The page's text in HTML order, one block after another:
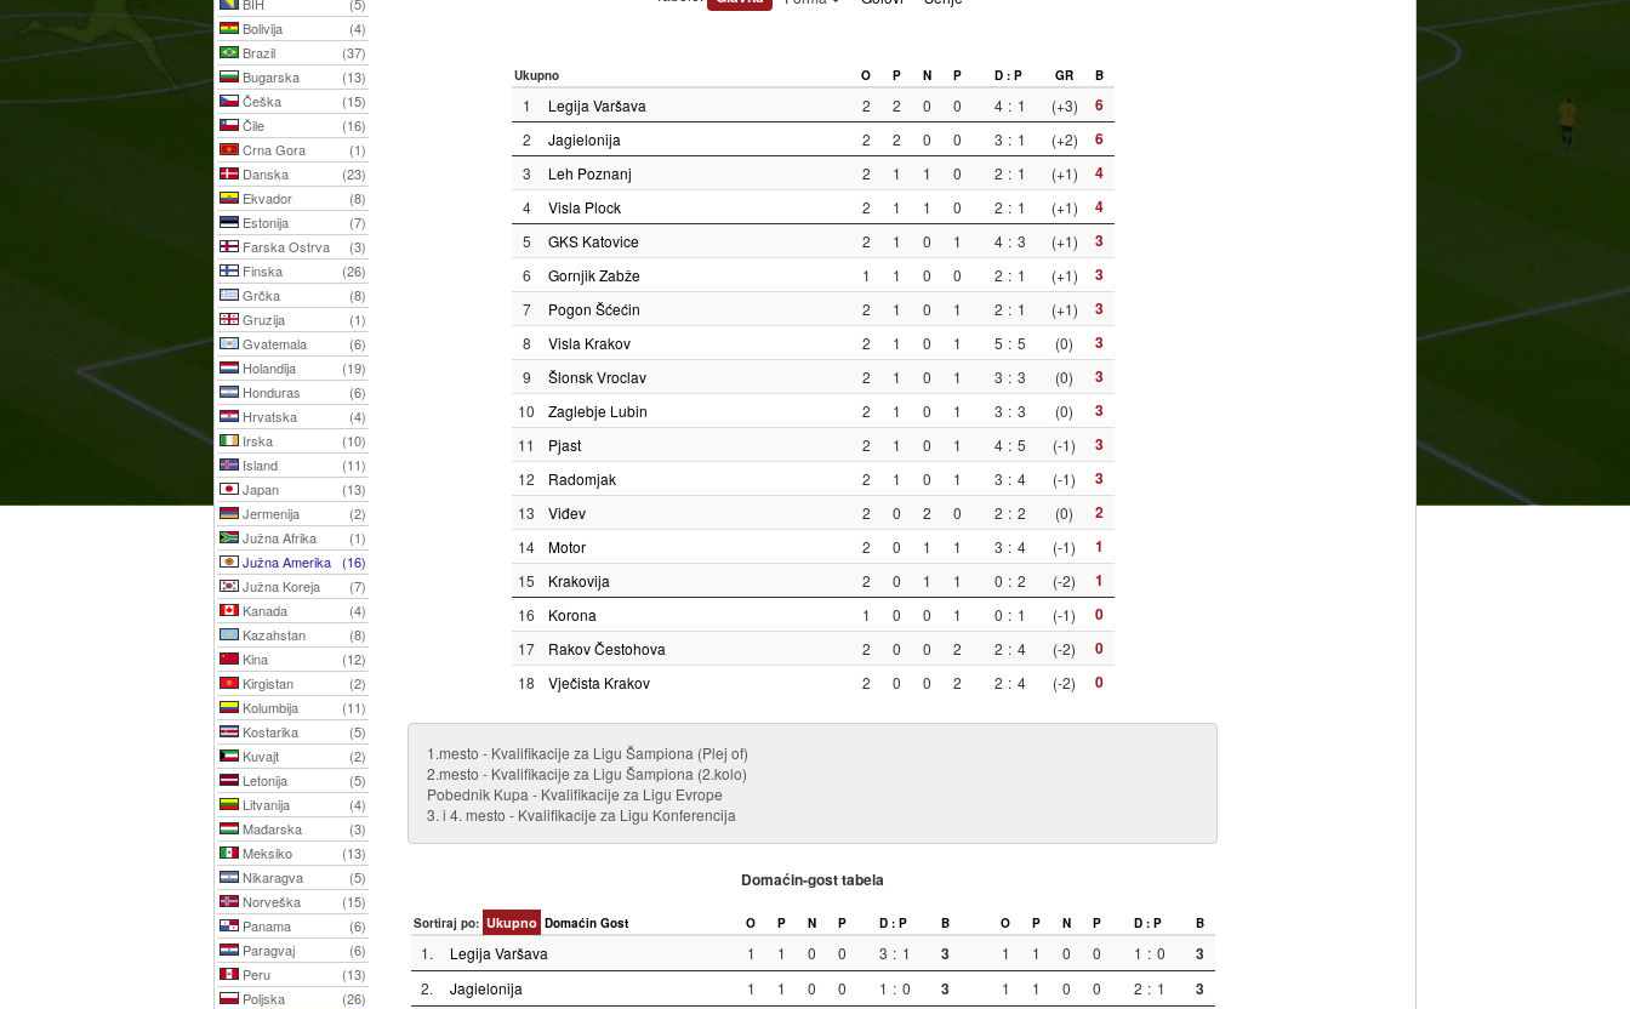
Bolivija
(4)
Brazil
(37)
Bugarska
(13)
Češka
(15)
Čile
(16)
Crna Gora
(1)
Danska
(23)
Ekvador
(8)
Estonija
(7)
Farska Ostrva
(3)
Finska
(26)
Grčka
(8)
Gruzija
(1)
Gvatemala
(6)
Holandija
(19)
Honduras
(6)
Hrvatska
(4)
Irska
(10)
Island
(11)
Japan
(13)
Jermenija
(2)
Južna Afrika
(1)
Južna Amerika (16)
Južna Koreja
(7)
Kanada
(4)
Kazahstan
(8)
Kina
(12)
Kirgistan
(2)
Kolumbija
(11)
Kostarika
(5)
Kuvajt
(2)
Letonija
(5)
Litvanija
(4)
Mađarska
(3)
Meksiko
(13)
Nikaragva
(5)
Norveška
(15)
Panama
(6)
Paragvaj
(6)
Peru
(13)
Poljska
(26)
Ukupno O P N P D : P GR B
1 Legija Varšava 2 2 0 0 4 : 1 (+3) 6
2 Jagielonija 2 2 0 0 3 : 1 (+2) 6
3 Leh Poznanj 2 1 1 0 2 : 1 (+1) 4
4 Visla Plock 2 1 1 0 2 : 1 (+1) 4
5 GKS Katovice 2 1 0 1 4 : 3 (+1) 3
6 Gornjik Zabže 1 1 0 0 2 : 1 (+1) 3
7 Pogon Šćećin 2 1 0 1 2 : 1 (+1) 3
8 Visla Krakov 2 1 0 1 5 : 5 (0) 3
9 Šlonsk Vroclav 2 1 0 1 3 : 3 (0) 3
10 Zaglebje Lubin 2 1 0 1 3 : 3 (0) 3
11 Pjast 2 1 0 1 4 : 5 (-1) 3
12 Radomjak 2 1 0 1 3 : 4 (-1) 3
13 Viđev 2 0 2 0 2 : 2 (0) 2
14 Motor 2 0 1 1 3 : 4 (-1) 1
15 Krakovija 2 0 1 1 0 : 2 (-2) 1
16 Korona 1 0 0 1 0 : 1 (-1) 0
17 Rakov Čestohova 2 0 0 2 2 : 4 (-2) 0
18 Vječista Krakov 2 0 0 2 2 : 4 (-2) 0
1.mesto - Kvalifikacije za Ligu Šampiona (Plej of)
2.mesto - Kvalifikacije za Ligu Šampiona (2.kolo)
Pobednik Kupa - Kvalifikacije za Ligu Evrope
3. i 4. mesto - Kvalifikacije za Ligu Konferencija
Domaćin-gost tabela
Sortiraj po: Ukupno Domaćin Gost O P N P D : P B O P N P D : P B
1. Legija Varšava 1 1 0 0 3 : 1 3 1 1 0 0 1 : 0 3
2. Jagielonija 1 1 0 0 1 : 0 3 1 1 0 0 2 : 1 3